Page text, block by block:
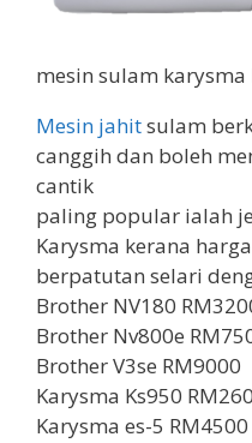
mesin sulam karysma
Mesin jahitsulam
canggih dan boleh
cantik
paling popular ialah
Karysma kerana
berpatutan selari
Brother NV180
Brother Nv800e
Brother V3se RM9000
Karysma Ks950
Karysma es-5 RM4500